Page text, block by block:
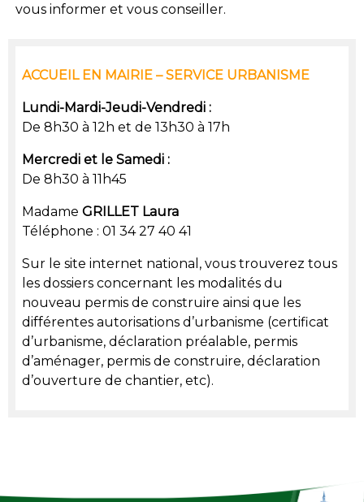
vous informer et vous conseiller.
ACCUEIL EN MAIRIE – SERVICE URBANISME
Lundi-Mardi-Jeudi-Vendredi :
De 8h30 à 12h et de 13h30 à 17h
Mercredi et le Samedi :
De 8h30 à 11h45
Madame GRILLET Laura
Téléphone : 01 34 27 40 41
Sur le site internet national, vous trouverez tous
les dossiers concernant les modalités du
nouveau permis de construire ainsi que les
différentes autorisations d’urbanisme (certificat
d’urbanisme, déclaration préalable, permis
d’aménager, permis de construire, déclaration
d’ouverture de chantier, etc).